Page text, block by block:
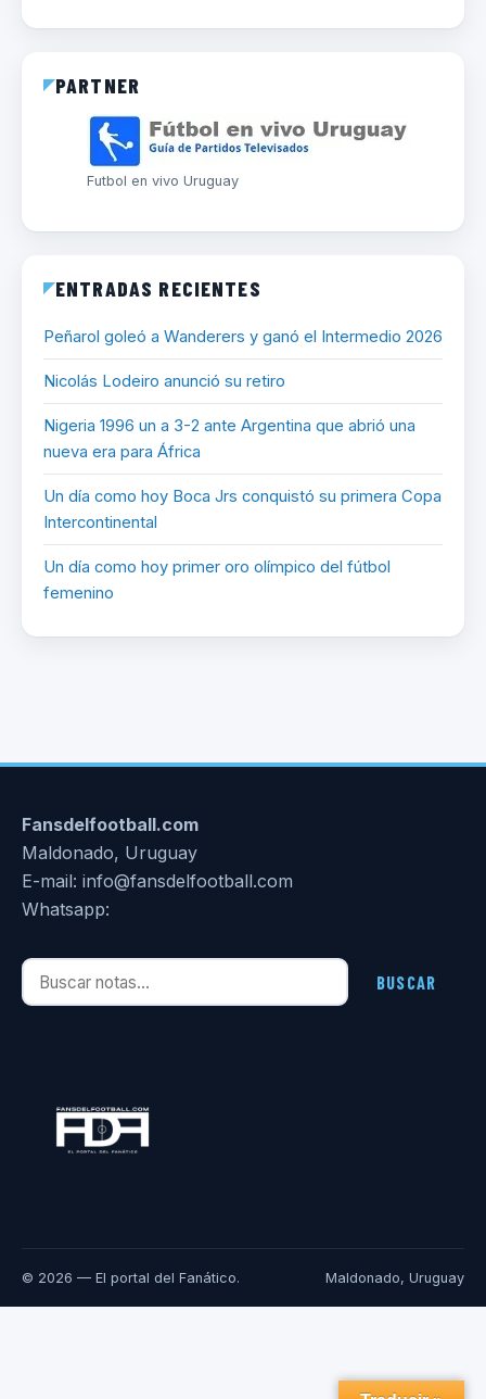
PARTNER
Futbol en vivo Uruguay
ENTRADAS RECIENTES
Peñarol goleó a Wanderers y ganó el Intermedio 2026
Nicolás Lodeiro anunció su retiro
Nigeria 1996 un a 3-2 ante Argentina que abrió una
nueva era para África
Un día como hoy Boca Jrs conquistó su primera Copa
Intercontinental
Un día como hoy primer oro olímpico del fútbol
femenino
Fansdelfootball.com
Maldonado, Uruguay
E-mail: info@fansdelfootball.com
Whatsapp:
Buscar notas BUSCAR
© 2026 — El portal del Fanático. Maldonado, Uruguay